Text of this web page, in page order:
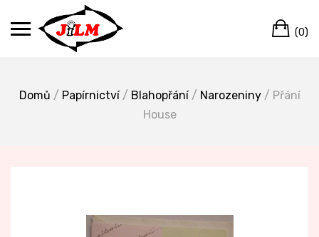
(0)
Domů / Papírnictví/ Blahopřání/ Narozeniny/ Přání
House